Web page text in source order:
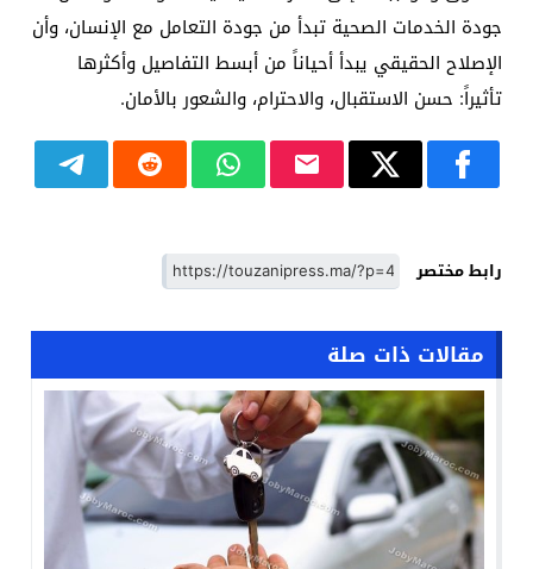
جودة الخدمات الصحية تبدأ من جودة التعامل مع الإنسان، وأن
الإصلاح الحقيقي يبدأ أحياناً من أبسط التفاصيل وأكثرها
تأثيراً: حسن الاستقبال، والاحترام، والشعور بالأمان.
رابط مختصر
مقالات ذات صلة